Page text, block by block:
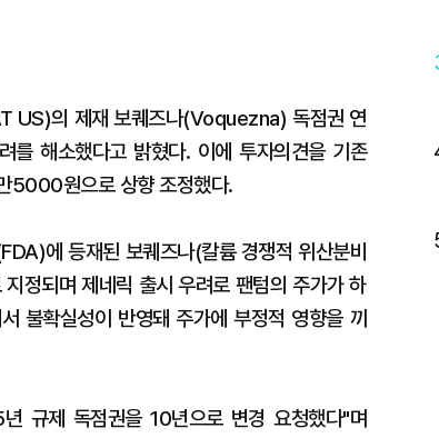
US)의 제재 보퀘즈나(Voquezna) 독점권 연
를 해소했다고 밝혔다. 이에 투자의견을 기존
5000원으로 상향 조정했다.
에 등재된 보퀘즈나(칼륨 경쟁적 위산분비
정되며 제네릭 출시 우려로 팬텀의 주가가 하
불확실성이 반영돼 주가에 부정적 영향을 끼
규제 독점권을 10년으로 변경 요청했다"며